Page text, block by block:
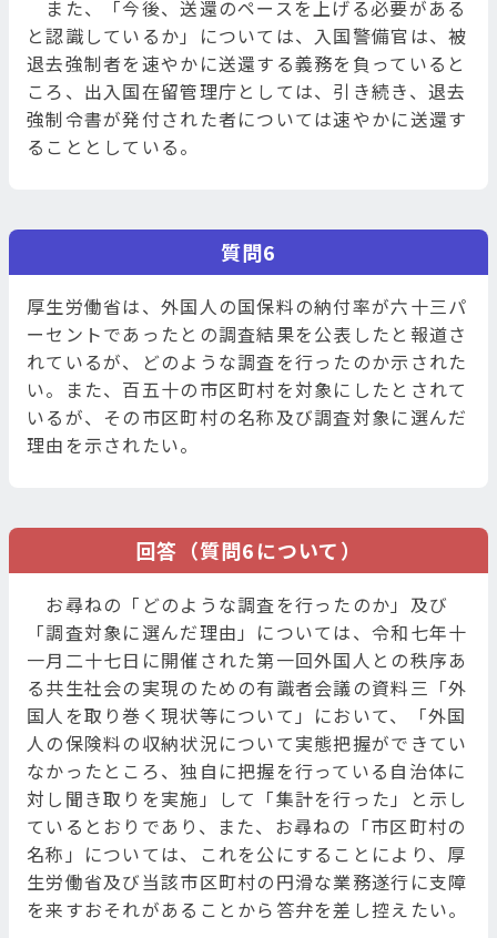
また、「今後、送還のペースを上げる必要がある
と認識しているか」については、入国警備官は、被
退去強制者を速やかに送還する義務を負っていると
ころ、出入国在留管理庁としては、引き続き、退去
強制令書が発付された者については速やかに送還す
ることとしている。
質問6
厚生労働省は、外国人の国保料の納付率が六十三パ
ーセントであったとの調査結果を公表したと報道さ
れているが、どのような調査を行ったのか示された
い。また、百五十の市区町村を対象にしたとされて
いるが、その市区町村の名称及び調査対象に選んだ
理由を示されたい。
回答（質問6について）
お尋ねの「どのような調査を行ったのか」及び
「調査対象に選んだ理由」については、令和七年十
一月二十七日に開催された第一回外国人との秩序あ
る共生社会の実現のための有識者会議の資料三「外
国人を取り巻く現状等について」において、「外国
人の保険料の収納状況について実態把握ができてい
なかったところ、独自に把握を行っている自治体に
対し聞き取りを実施」して「集計を行った」と示し
ているとおりであり、また、お尋ねの「市区町村の
名称」については、これを公にすることにより、厚
生労働省及び当該市区町村の円滑な業務遂行に支障
を来すおそれがあることから答弁を差し控えたい。